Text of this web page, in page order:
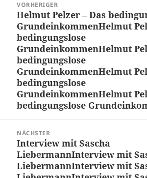
VORHERIGER
Vorheriger
Beitrag:
Helmut Pelzer – Das
GrundeinkommenHelmut
bedingungslose
GrundeinkommenHelmut
bedingungslose
GrundeinkommenHelmut
bedingungslose
GrundeinkommenHelmut
bedingungslose
NÄCHSTER
Nächster
Beitrag:
Interview mit Sascha
LiebermannInterview mit
LiebermannInterview mit